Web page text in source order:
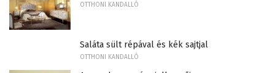
OTTHONI KANDALLÓ
Saláta sült répával és kék sajtjal
OTTHONI KANDALLÓ